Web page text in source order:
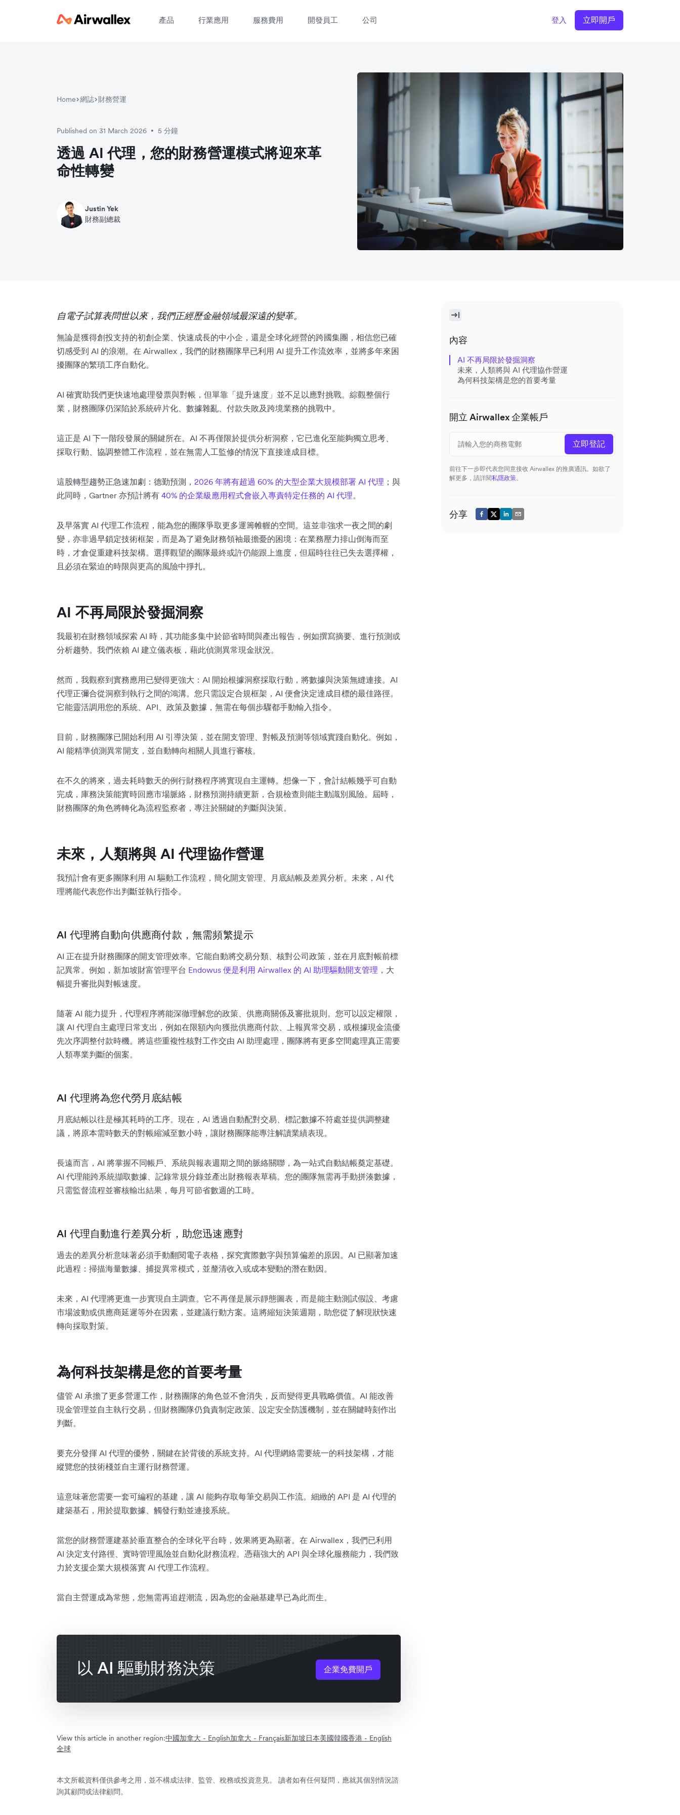
產品 行業應用 服務費用 開發員工 公司 登入 立即開戶
Home 網誌 財務營運
Published on 31 March 2026 • 5 分鐘
透過 AI 代理，您的財務營運模式將迎來革
命性轉變
Justin Yek
財務副總裁
自電子試算表問世以來，我們正經歷金融領域最深遠的變革。
無論是獲得創投支持的初創企業、快速成長的中小企，還是全球化經營的跨國集團，相信您已確
切感受到 AI 的浪潮。在 Airwallex，我們的財務團隊早已利用 AI 提升工作流效率，並將多年來困
擾團隊的繁瑣工序自動化。
AI 確實助我們更快速地處理發票與對帳，但單靠「提升速度」並不足以應對挑戰。綜觀整個行
業，財務團隊仍深陷於系統碎片化、數據雜亂、付款失敗及跨境業務的挑戰中。
這正是 AI 下一階段發展的關鍵所在。AI 不再僅限於提供分析洞察，它已進化至能夠獨立思考、
採取行動、協調整體工作流程，並在無需人工監修的情況下直接達成目標。
這股轉型趨勢正急速加劇：德勤預測， 2026 年將有超過 60% 的大型企業大規模部署 AI 代理 ；與
此同時，Gartner 亦預計將有 40% 的企業級應用程式會嵌入專責特定任務的 AI 代理。
及早落實 AI 代理工作流程，能為您的團隊爭取更多運籌帷幄的空間。 這並非強求一夜之間的劇
變 ，亦非過早鎖定技術框架，而是為了避免財務領袖最擔憂的困境：在業務壓力排山倒海而至
時，才倉促重建科技架構。選擇觀望的團隊最終或許仍能跟上進度，但屆時往往已失去選擇權，
且必須在緊迫的時限與更高的風險中掙扎。
AI 不再局限於發掘洞察
我最初在財務領域探索 AI 時，其功能多集中於節省時間與產出報告，例如撰寫摘要、進行預測或
分析趨勢。我們依賴 AI 建立儀表板，藉此偵測異常現金狀況。
然而，我觀察到實務應用已變得更強大：AI 開始根據洞察採取行動，將數據與決策無縫連接。AI
代理正彌合從洞察到執行之間的鴻溝。您只需設定合規框架，AI 便會決定達成目標的最佳路徑。
它能靈活調用您的系統、API、政策及數據，無需在每個步驟都手動輸入指令。
目前，財務團隊已開始利用 AI 引導決策，並在開支管理、對帳及預測等領域實踐自動化。例如，
AI 能精準偵測異常開支，並自動轉向相關人員進行審核。
在不久的將來，過去耗時數天的例行財務程序將實現自主運轉。想像一下，會計結帳幾乎可自動
完成，庫務決策能實時回應市場脈絡，財務預測持續更新，合規檢查則能主動識別風險。屆時，
財務團隊的角色將轉化為流程監察者，專注於關鍵的判斷與決策。
未來，人類將與 AI 代理協作營運
我預計會有更多團隊利用 AI 驅動工作流程，簡化開支管理、月底結帳及差異分析。未來，AI 代
理將能代表您作出判斷並執行指令。
AI 代理將自動向供應商付款，無需頻繁提示
AI 正在提升財務團隊的開支管理效率。它能自動將交易分類、核對公司政策，並在月底對帳前標
記異常。例如，新加坡財富管理平台 Endowus 便是利用 Airwallex 的 AI 助理驅動開支管理 ，大
幅提升審批與對帳速度。
隨著 AI 能力提升，代理程序將能深徹理解您的政策、供應商關係及審批規則。您可以設定權限，
讓 AI 代理自主處理日常支出，例如在限額內向獲批供應商付款、上報異常交易，或根據現金流優
先次序調整付款時機。將這些重複性核對工作交由 AI 助理處理，團隊將有更多空間處理真正需要
人類專業判斷的個案。
AI 代理將為您代勞月底結帳
月底結帳以往是極其耗時的工序。現在，AI 透過自動配對交易、標記數據不符處並提供調整建
議，將原本需時數天的對帳縮減至數小時，讓財務團隊能專注解讀業績表現。
長遠而言，AI 將掌握不同帳戶、系統與報表週期之間的脈絡關聯，為一站式自動結帳奠定基礎。
AI 代理能跨系統擷取數據、記錄常規分錄並產出財務報表草稿。您的團隊無需再手動拼湊數據，
只需監督流程並審核輸出結果，每月可節省數週的工時。
AI 代理自動進行差異分析，助您迅速應對
過去的差異分析意味著必須手動翻閱電子表格，探究實際數字與預算偏差的原因。AI 已顯著加速
此過程：掃描海量數據、捕捉異常模式，並釐清收入或成本變動的潛在動因。
未來，AI 代理將更進一步實現自主調查。它不再僅是展示靜態圖表，而是能主動測試假設、考慮
市場波動或供應商延遲等外在因素，並建議行動方案。這將縮短決策週期，助您從了解現狀快速
轉向採取對策。
為何科技架構是您的首要考量
儘管 AI 承擔了更多營運工作，財務團隊的角色並不會消失，反而變得更具戰略價值。AI 能改善
現金管理並自主執行交易，但財務團隊仍負責制定政策、設定安全防護機制，並在關鍵時刻作出
判斷。
要充分發揮 AI 代理的優勢，關鍵在於背後的系統支持。AI 代理網絡需要統一的科技架構，才能
縱覽您的技術棧並自主運行財務營運。
這意味著您需要一套可編程的基建，讓 AI 能夠存取每筆交易與工作流。細緻的 API 是 AI 代理的
建築基石，用於提取數據、觸發行動並連接系統。
當您的財務營運建基於垂直整合的全球化平台時，效果將更為顯著。在 Airwallex，我們已利用
AI 決定支付路徑、實時管理風險並自動化財務流程。憑藉強大的 API 與全球化服務能力，我們致
力於支援企業大規模落實 AI 代理工作流程。
當自主營運成為常態，您無需再追趕潮流，因為您的金融基建早已為此而生。
以 AI 驅動財務決策 企業免費開戶
View this article in another region:中國加拿大 - English加拿大 - Français新加坡日本美國韓國香港 - English
全球
本文所載資料僅供參考之用，並不構成法律、監管、稅務或投資意見。 讀者如有任何疑問，應就其個別情況諮
詢其顧問或法律顧問。
內容
AI 不再局限於發掘洞察
未來，人類將與 AI 代理協作營運
為何科技架構是您的首要考量
開立 Airwallex 企業帳戶
立即登記
前往下一步即代表您同意接收 Airwallex 的推廣通訊。如欲了
解更多，請詳閱私隱政策。
分享